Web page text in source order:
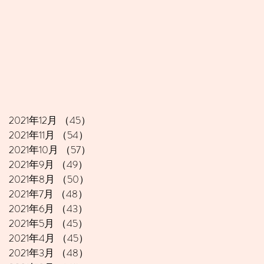
2021年12月 （45）
2021年11月
（54）
2021年10月
（57）
2021年9月
（49）
2021年8月
（50）
2021年7月
（48）
2021年6月
（43）
2021年5月
（45）
2021年4月
（45）
2021年3月
（48）